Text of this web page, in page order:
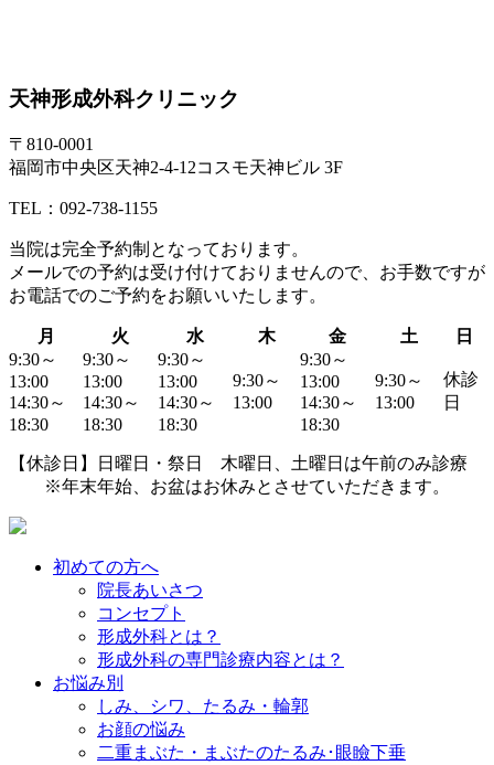
天神形成外科クリニック
〒810-0001
福岡市中央区天神2-4-12コスモ天神ビル 3F
TEL：092-738-1155
当院は完全予約制 となっております。
メールでの予約は受け付けておりませんので、お手数ですが
お電話でのご予約をお願いいたします。
月 火 水 木 金 土
日
9:30～
13:00
9:30～
13:00
9:30～
13:00
9:30～
13:00
9:30～
13:00
9:30～
13:00
休診
日
14:30～
18:30
14:30～
18:30
14:30～
18:30
14:30～
18:30
【休診日】日曜日・祭日 木曜日、土曜日は午前のみ診療
※年末年始、お盆はお休みとさせていただきます。
初めての方へ
院長あいさつ
コンセプト
形成外科とは？
形成外科の専門診療内容とは？
お悩み別
しみ、シワ、たるみ・輪郭
お顔の悩み
二重まぶた・まぶたのたるみ･眼瞼下垂